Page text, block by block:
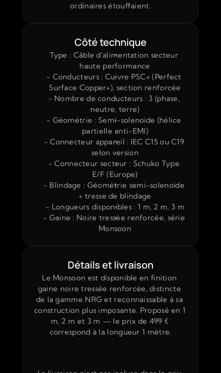
ordinaires étouffaient.
Type : Câble d'alimentation secteur
haute performance
- Conducteurs : Cuivre PSC+ (Perfect
Surface Copper+), section renforcée
- Nombre de conducteurs : 3 (phase,
neutre, terre)
- Géométrie : Semi-solenoïde (hélice
partielle anti-EMI)
- Connecteur appareil : IEC C15 ou C19
selon version
- Connecteur secteur : Schuko Type
E/F (Europe)
- Blindage : Géométrie semi-solenoïde
+ tresse de blindage
- Longueurs disponibles : 1 m, 2 m, 3 m
- Gaine : Noire tressée renforcée, série
Monsoon
Côté technique
Le Monsoon est disponible en finition
gaine noire tressée renforcée, distincte
de la gamme NRG et reconnaissable à sa
construction plus imposante. Proposé en 1
m, 2 m et 3 m — le prix de 499 €
correspond à la longueur 1 mètre.
Détails et livraison